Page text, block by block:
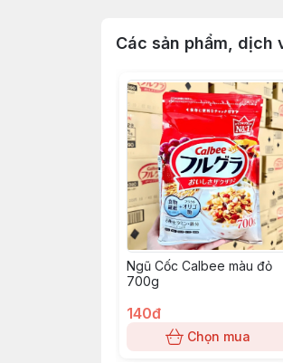
Các sản phẩm, dịch
Ngũ Cốc Calbee màu đỏ
700g
140đ
Chọn mua